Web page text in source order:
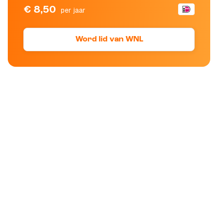
€ 8,50 per jaar
Word lid van WNL